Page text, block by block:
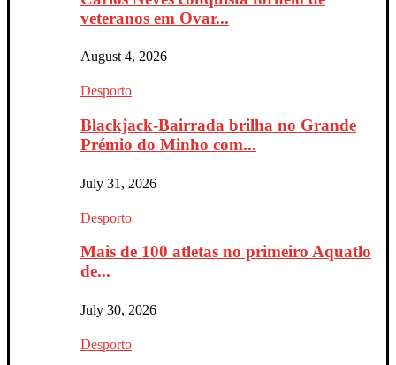
veteranos em Ovar...
August 4, 2026
Desporto
Blackjack-Bairrada brilha no Grande
Prémio do Minho com...
July 31, 2026
Desporto
Mais de 100 atletas no primeiro Aquatlo
de...
July 30, 2026
Desporto